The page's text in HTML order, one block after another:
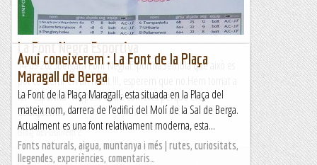
La Font Negra Esportiva
14-09-2023BergaLa Font NegraEsportivaSembla que això es
pot convertir en un hàbit !!!, esperem que no.Hem tornat a
fer "esportiva" ho poso entre cometes perquè ens
dediquem...
Blog del Guillem 2
Avui coneixerem : La Font de la Plaça
Maragall de Berga
La Font de la Plaça Maragall, esta situada en la Plaça del
mateix nom, darrera de l’edifici del Molí de la Sal de Berga.
Actualment es una font relativament moderna, esta...
Fonts naturals, aigua, muntanya i més | rutes, curiositats,
llegendes, experiències, comentaris…